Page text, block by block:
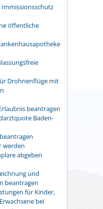
öffentliche
Drohnenflüge mit
beantragen
Baden-
werden
abgeben
und
beantragen
für Kinder,
bei